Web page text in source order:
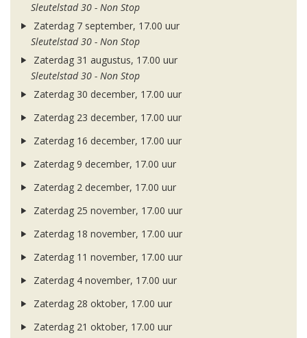
Sleutelstad 30 - Non Stop
Zaterdag 7 september, 17.00 uur
Sleutelstad 30 - Non Stop
Zaterdag 31 augustus, 17.00 uur
Sleutelstad 30 - Non Stop
Zaterdag 30 december, 17.00 uur
Zaterdag 23 december, 17.00 uur
Zaterdag 16 december, 17.00 uur
Zaterdag 9 december, 17.00 uur
Zaterdag 2 december, 17.00 uur
Zaterdag 25 november, 17.00 uur
Zaterdag 18 november, 17.00 uur
Zaterdag 11 november, 17.00 uur
Zaterdag 4 november, 17.00 uur
Zaterdag 28 oktober, 17.00 uur
Zaterdag 21 oktober, 17.00 uur